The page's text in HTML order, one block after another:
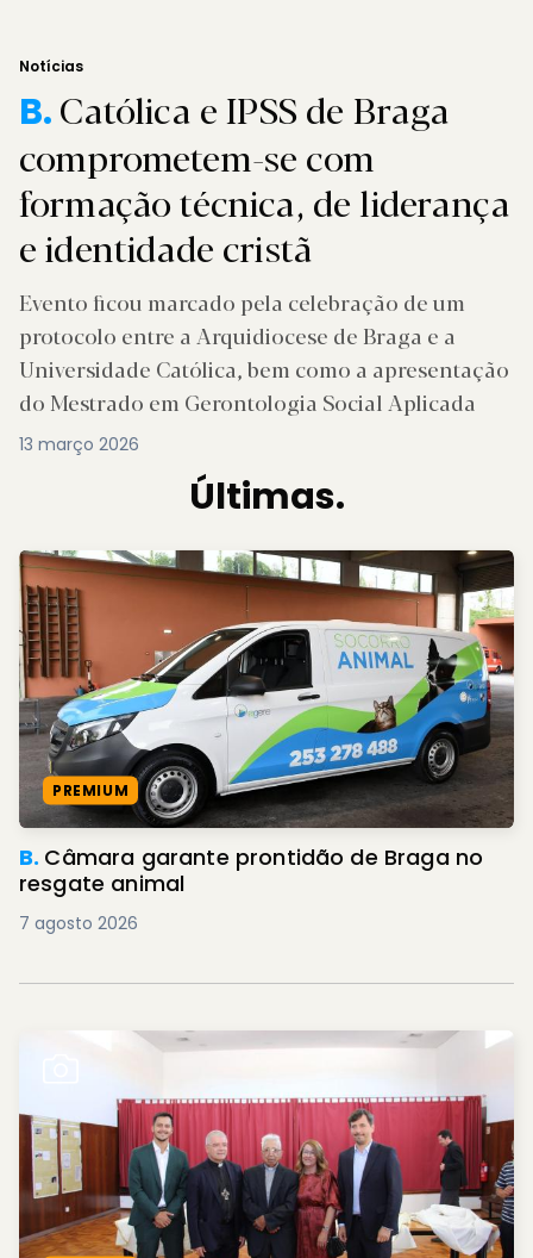
Notícias
B.Católica e IPSS de Braga
comprometem-se com
formação técnica, de liderança
e identidade cristã
Evento ficou marcado pela celebração de um
protocolo entre a Arquidiocese de Braga e a
Universidade Católica, bem como a apresentação
do Mestrado em Gerontologia Social Aplicada
13 março 2026
Últimas.
PREMIUM
B. Câmara garante prontidão de Braga no
resgate animal
7 agosto 2026